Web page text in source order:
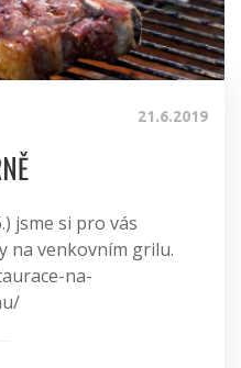
21.6.2019
jsme si pro vás
na venkovním grilu.
na-